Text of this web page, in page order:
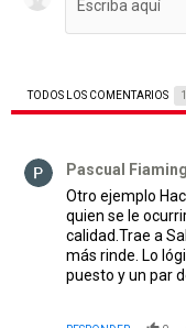
TODOS LOS COMENTARIOS
Pascual
Otro ejemplo Hace comprar a Bustos , excelente
quien se le
calidad.Trae a
más rinde. Lo
puesto y un par